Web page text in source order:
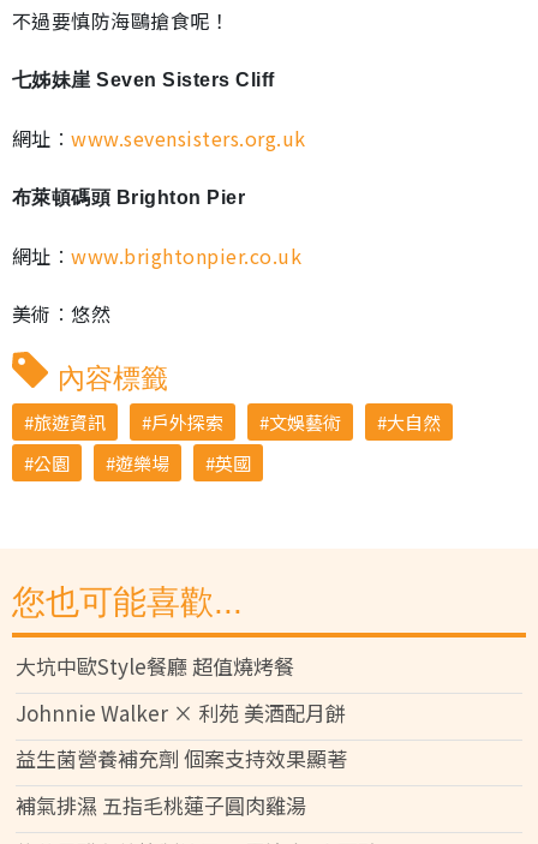
不過要慎防海鷗搶食呢！
七姊妹崖 Seven Sisters Cliff
網址︰www.sevensisters.org.uk
布萊頓碼頭 Brighton Pier
網址︰www.brightonpier.co.uk
美術︰悠然
內容標籤
旅遊資訊 戶外探索 文娛藝術
大自然
公園
遊樂場 英國
您也可能喜歡...
大坑中歐Style餐廳 超值燒烤餐
Johnnie Walker × 利苑 美酒配月餅
益生菌營養補充劑 個案支持效果顯著
補氣排濕 五指毛桃蓮子圓肉雞湯